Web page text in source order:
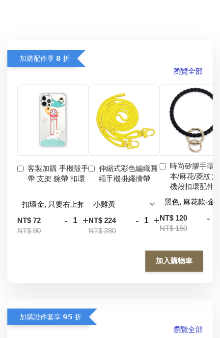
加購配件享 𝟴 折
瀏覽全部
客製加購 手機殼手
帶 支架 腕帶 扣環
NT$ 72
NT$ 90
- +
伸縮式彩色編織圓
繩手機掛繩揹帶
NT$ 224
NT$ 280
- +
時尚矽膠手環
本/麻花/菱紋）
機殼扣環配件
NT$ 120
NT$ 150
-
加入購物車
加購證件套享 𝟵𝟱 折
瀏覽全部